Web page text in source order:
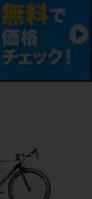
下さい。
います。
べてとなりますの